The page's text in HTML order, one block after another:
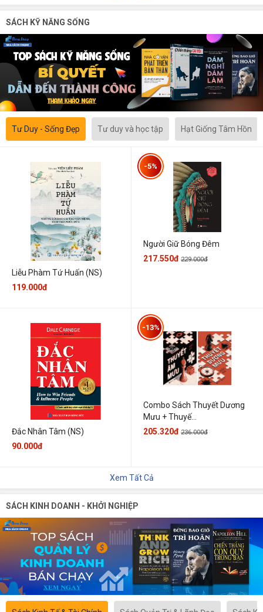
SÁCH KỸ NĂNG SỐNG
Tư Duy - Sống Đẹp Tư duy và học tập Hạt Giống Tâm Hồn
Liễu Phàm Tứ Huấn (NS)
119.000đ
Người Giữ Bóng Đêm
-5%
217.550đ 229.000đ
Đắc Nhân Tâm (NS)
90.000đ
Combo Sách Thuyết Dương
Mưu + Thuyế...
-13%
205.320đ 236.000đ
Xem Tất Cả
SÁCH KINH DOANH - KHỞI NGHIỆP